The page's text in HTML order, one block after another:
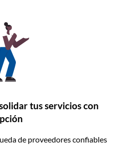
tus servicios con
de proveedores confiables